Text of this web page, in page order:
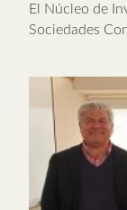
El Núcleo de
Sociedades